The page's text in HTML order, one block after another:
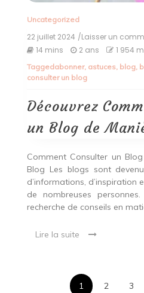
Uncategorized
22 juillet 2024 /Laisser un
14 mins 2 ans 1 954
Taggedabonner, astuces, blog,
consulter un blog
Découvrez
un Blog de
Comment Consulter un
Blog Les blogs sont
d’informations, d’inspiration
de nombreuses
recherche de conseils en
Lire la suite
1 2 3